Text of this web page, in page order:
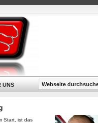
UNS
Start, ist das